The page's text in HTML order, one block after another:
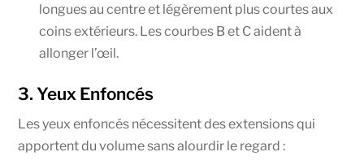
longues au centre et légèrement plus courtes aux
coins extérieurs. Les courbes B et C aident à
allonger l’œil.
3. Yeux Enfoncés
Les yeux enfoncés nécessitent des extensions qui
apportent du volume sans alourdir le regard :